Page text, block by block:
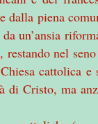
dalla piena
un’ansia
restando nel
cattolica e
di Cristo, ma